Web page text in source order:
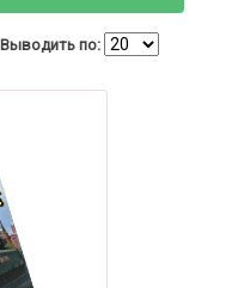
Выводить по: